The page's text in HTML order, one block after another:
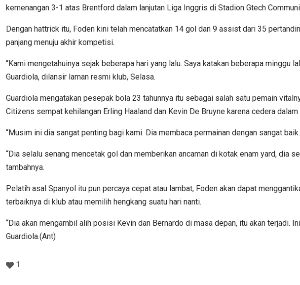
kemenangan 3-1 atas Brentford dalam lanjutan Liga Inggris di Stadion Gtech
Dengan hattrick itu, Foden kini telah mencatatkan 14 gol dan 9 assist dari 35
panjang menuju akhir kompetisi.
“Kami mengetahuinya sejak beberapa hari yang lalu. Saya katakan beberapa
Guardiola, dilansir laman resmi klub, Selasa.
Guardiola mengatakan pesepak bola 23 tahunnya itu sebagai salah satu pemain
Citizens sempat kehilangan Erling Haaland dan Kevin De Bruyne karena cedera dalam
“Musim ini dia sangat penting bagi kami. Dia membaca permainan dengan sangat
“Dia selalu senang mencetak gol dan memberikan ancaman di kotak enam yard, dia
tambahnya.
Pelatih asal Spanyol itu pun percaya cepat atau lambat, Foden akan dapat
terbaiknya di klub atau memilih hengkang suatu hari nanti.
“Dia akan mengambil alih posisi Kevin dan Bernardo di masa depan, itu akan terjadi.
Guardiola.(Ant)
1